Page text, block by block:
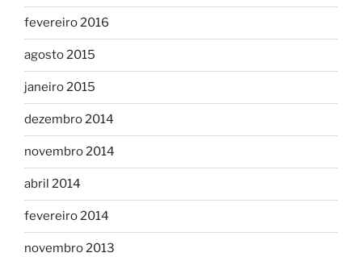
fevereiro 2016
agosto 2015
janeiro 2015
dezembro 2014
novembro 2014
abril 2014
fevereiro 2014
novembro 2013